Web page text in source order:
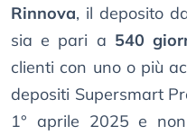
Rinnova, il deposito
sia e pari a 540
clienti con uno o più
depositi Supersmart
1° aprile 2025 e